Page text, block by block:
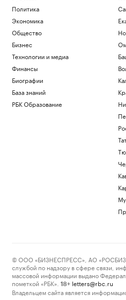
Матч звезд на Кубке Овечкина
завершился вничью
Спорт
После столкновения дрона с НПЗ в
Политика
Сенат утвердил личного адвоката
Трампа генпрокурором США
Политика
Число погибших при стрельбе в
в Таиланде выросло до девяти
Турцией прохода судов в Черном
Политика
Экономика
Общество
Бизнес
Технологии и медиа
Финансы
Биографии
База знаний
РБК Образование
© ООО «БИЗНЕСПРЕСС», АО
службой по надзору в сфере связи,
массовой информации выдано
пометкой «РБК».
18+ letters@rbc.ru
Владельцем сайта является